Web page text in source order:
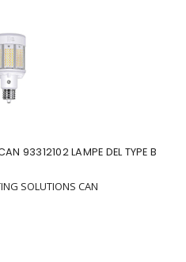
93312102 LAMPE DEL TYPE B
SOLUTIONS CAN